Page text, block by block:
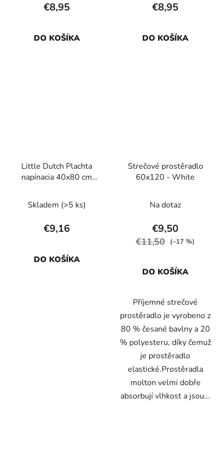
€8,95
DO KOŠÍKA
€8,95
DO KOŠÍKA
Little Dutch Plachta
napínacia 40x80 cm
Skladem (>5 ks)
€9,16
DO KOŠÍKA
Strečové prostěradlo
60x120 - White
Na dotaz
€9,50
€11,50 (–17 %)
DO KOŠÍKA
Příjemné strečové
prostěradlo je vyrobeno z
80 % česané bavlny a 20
% polyesteru, díky čemuž
je prostěradlo
elastické.Prostěradla
molton velmi dobře
absorbují vlhkost a jsou...